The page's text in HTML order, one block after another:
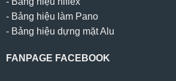
- Bảng hiệu làm Pano
- Bảng hiệu dựng mặt Alu
FANPAGE FACEBOOK